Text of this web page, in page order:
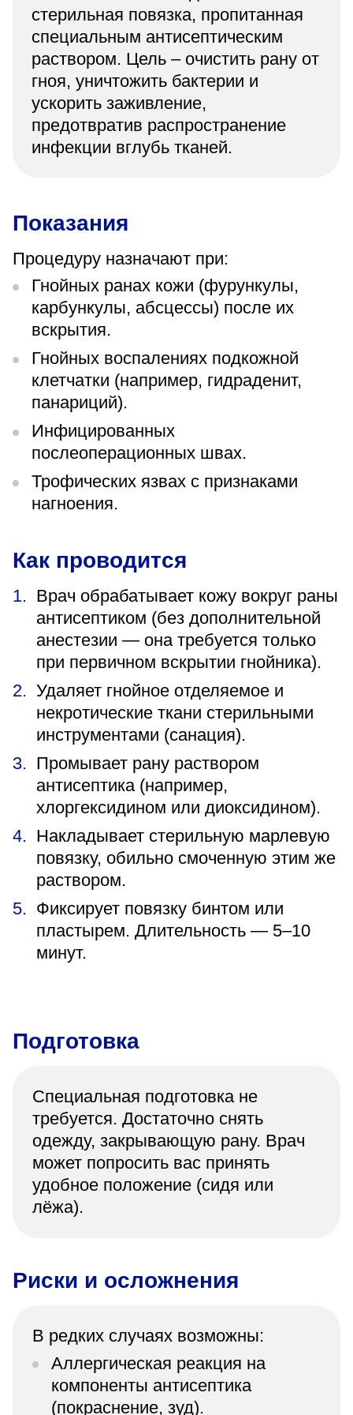
стерильная повязка, пропитанная
специальным антисептическим
раствором. Цель – очистить рану от
гноя, уничтожить бактерии и
ускорить заживление,
предотвратив распространение
инфекции вглубь тканей.
Показания
Процедуру назначают при:
Гнойных ранах кожи (фурункулы,
карбункулы, абсцессы) после их
вскрытия.
Гнойных воспалениях подкожной
клетчатки (например, гидраденит,
панариций).
Инфицированных
послеоперационных швах.
Трофических язвах с признаками
нагноения.
Как проводится
Врач обрабатывает кожу вокруг раны
антисептиком (без дополнительной
анестезии — она требуется только
при первичном вскрытии гнойника).
Удаляет гнойное отделяемое и
некротические ткани стерильными
инструментами (санация).
Промывает рану раствором
антисептика (например,
хлоргексидином или диоксидином).
Накладывает стерильную марлевую
повязку, обильно смоченную этим же
раствором.
Фиксирует повязку бинтом или
пластырем. Длительность — 5–10
минут.
Подготовка
Специальная подготовка не
требуется. Достаточно снять
одежду, закрывающую рану. Врач
может попросить вас принять
удобное положение (сидя или
лёжа).
Риски и осложнения
В редких случаях возможны:
Аллергическая реакция на
компоненты антисептика
(покраснение, зуд).